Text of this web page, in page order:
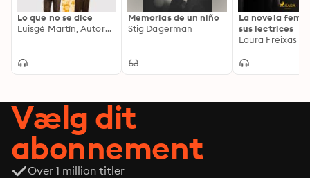
que ahora vivimos y escribimos tendemos las manos a
nuestras referentes, construyendo así un puente entre
el pasado y el presente, una nueva historia literaria sin
mentiras, secretos ni silencios" (Gloria Fortún)
Lo que no se dice
Luisgé Martín, Autores Varios
Memorias de un niño
Stig Dagerman
La novela
sus lectrices
Vælg dit
abonnement
Over 1 million titler